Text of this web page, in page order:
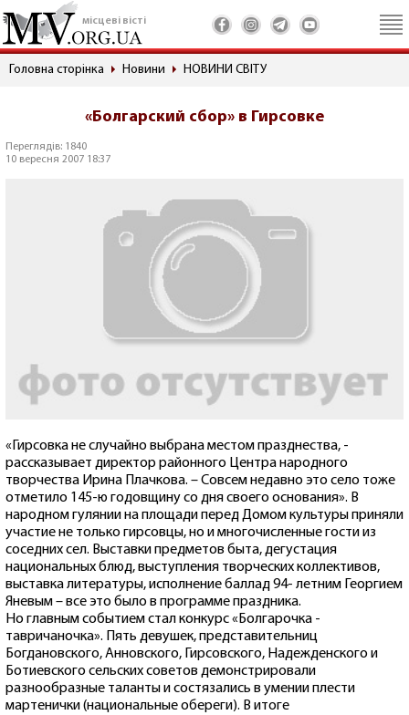
місцеві вісті
Головна сторінка Новини НОВИНИ СВІТУ
«Болгарский сбор» в Гирсовке
Переглядів: 1840
10 вересня 2007 18:37
«Гирсовка не случайно выбрана местом празднества, -
рассказывает директор районного Центра народного
творчества Ирина Плачкова. – Совсем недавно это село тоже
отметило 145-ю годовщину со дня своего основания». В
народном гулянии на площади перед Домом культуры приняли
участие не только гирсовцы, но и многочисленные гости из
соседних сел. Выставки предметов быта, дегустация
национальных блюд, выступления творческих коллективов,
выставка литературы, исполнение баллад 94- летним Георгием
Яневым – все это было в программе праздника.
Но главным событием стал конкурс «Болгарочка -
тавричаночка». Пять девушек, представительниц
Богдановского, Анновского, Гирсовского, Надежденского и
Ботиевского сельских советов демонстрировали
разнообразные таланты и состязались в умении плести
мартенички (национальные обереги). В итоге